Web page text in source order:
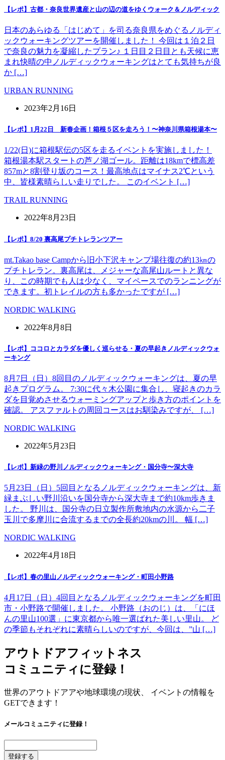
【レポ】古都・奈良世界遺産と山の辺の道をゆくウォーク＆ノルディック
日本のあらゆる「はじめて」を司る奈良県をめぐるノルディ
ックウォーキングツアーを開催しました！ 今回は１泊２日
で奈良の魅力を凝縮したプラン♪ １日目２日目とも天候に恵
まれ快晴の中ノルディックウォーキングはとても気持ちが良
か […]
URBAN RUNNING
2023年2月16日
【レポ】1月22日 新春企画！箱根５区を走ろう！〜神奈川県箱根湯本〜
1/22(日)に箱根駅伝の5区を走るイベントを実施しました！
箱根湯本駅スタートの芦ノ湖ゴール。距離は18kmで標高差
857mと8割登り坂のコース！最高地点はマイナス2℃という
中、皆様素晴らしい走りでした。 このイベント […]
TRAIL RUNNING
2022年8月23日
【レポ】8/20 裏高尾プチトレランツアー
mt.Takao base Campから旧小下沢キャンプ場往復の約13㎞の
プチトレラン。裏高尾は、メジャーな高尾山ルートと異な
り、この時期でも人は少なく、マイペースでのランニングが
できます。初トレイルの方も多かったですが […]
NORDIC WALKING
2022年8月8日
【レポ】ココロとカラダを優しく巡らせる・夏の早起きノルディックウォ
ーキング
8月7日（日）8回目のノルディックウォーキングは、夏の早
起きプログラム。 7:30に代々木公園に集合し、寝起きのカラ
ダを目覚めさせるウォーミングアップと歩き方のポイントを
確認。 アスファルトの周回コースはお馴染みですが、 […]
NORDIC WALKING
2022年5月23日
【レポ】新緑の野川ノルディックウォーキング・国分寺〜深大寺
5月23日（日）5回目となるノルディックウォーキングは、新
緑まぶしい野川沿いを国分寺から深大寺まで約10km歩きま
した。 野川は、国分寺の日立製作所敷地内の水源から二子
玉川で多摩川に合流するまでの全長約20kmの川。 幅 […]
NORDIC WALKING
2022年4月18日
【レポ】春の里山ノルディックウォーキング・町田小野路
4月17日（日）4回目となるノルディックウォーキングを町田
市・小野路で開催しました。 小野路（おのじ）は、「にほ
んの里山100選」に東京都から唯一選ばれた美しい里山。 ど
の季節もそれぞれに素晴らしいのですが、今回は、”山 […]
アウトドアフィットネス
コミュニティに登録！
世界のアウトドアアや地球環境の現状、 イベントの情報を
GETできます！
メールコミュニティに登録！